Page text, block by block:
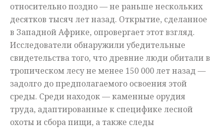
относительно поздно — не раньше нескольких
десятков тысяч лет назад. Открытие, сделанное
в Западной Африке, опровергает этот взгляд.
Исследователи обнаружили убедительные
свидетельства того, что древние люди обитали в
тропическом лесу не менее 150 000 лет назад —
задолго до предполагаемого освоения этой
среды. Среди находок — каменные орудия
труда, адаптированные к специфике лесной
охоты и сбора пищи, а также следы